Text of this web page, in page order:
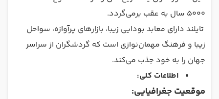
5000 سال به عقب برمی‌گردد.
تایلند دارای معابد بودایی زیبا، بازارهای پرآوازه، سواحل
زیبا و فرهنگ مهمان‌نوازی است که گردشگران از سراسر
جهان را به خود جذب می‌کند.
اطلاعات کلی:
موقعیت جغرافیایی: